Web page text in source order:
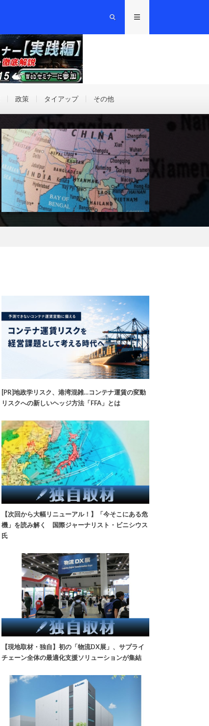
政策 タイアップ その他
[PR]地政学リスク、港湾混雑…コンテナ運賃の変動
リスクへの新しいヘッジ方法「FFA」とは
【次回から大幅リニューアル！】「今そこにある危
機」を読み解く 国際ジャーナリスト・ビニシウス
氏
【現地取材・独自】初の「物流DX展」、サプライ
チェーン全体の最適化支援ソリューションが集結